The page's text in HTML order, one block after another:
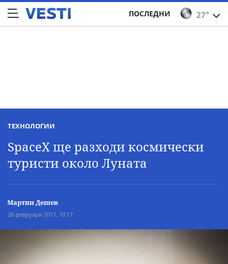
27°
ПОСЛЕДНИ
ТЕХНОЛОГИИ
SpaceX ще разходи космически
туристи около Луната
Мартин Дешев
28 февруари 2017, 10:17